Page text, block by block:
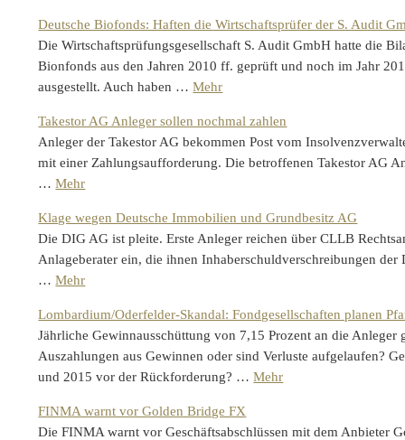
Deutsche Biofonds: Haften die Wirtschaftsprüfer der S. Audit
Die Wirtschaftsprüfungsgesellschaft S. Audit GmbH hatte die
Bionfonds aus den Jahren 2010 ff. geprüft und noch im Jahr
ausgestellt. Auch haben …Mehr
Takestor AG Anleger sollen nochmal zahlen
Anleger der Takestor AG bekommen Post vom
mit einer Zahlungsaufforderung. Die betroffenen Takestor AG
…Mehr
Klage wegen Deutsche Immobilien und Grundbesitz AG
Die DIG AG ist pleite. Erste Anleger reichen über CLLB
Anlageberater ein, die ihnen Inhaberschuldverschreibungen
…Mehr
Lombardium/Oderfelder-Skandal: Fondgesellschaften planen
Jährliche Gewinnausschüttung von 7,15 Prozent an die Anleger
Auszahlungen aus Gewinnen oder sind Verluste aufgelaufen?
und 2015 vor der Rückforderung? …Mehr
FINMA warnt vor Golden Bridge FX
Die FINMA warnt vor Geschäftsabschlüssen mit dem Anbieter